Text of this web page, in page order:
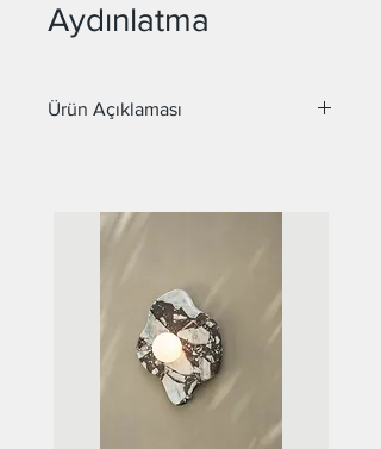
Aydınlatma
Ürün Açıklaması